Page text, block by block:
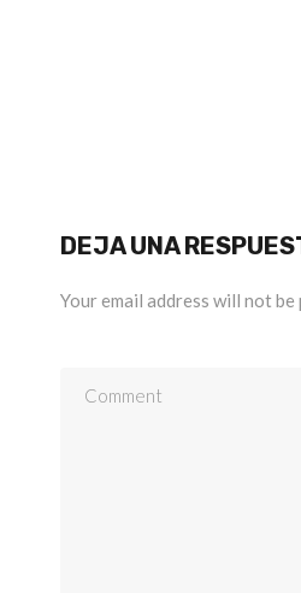
DEJA UNA
Your email address will not be